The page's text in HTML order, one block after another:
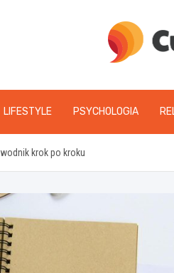
LIFESTYLE PSYCHOLOGIA
krok po kroku